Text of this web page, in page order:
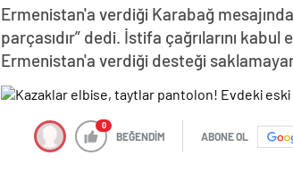
Ermenistan'a verdiği Karabağ
parçasıdır” dedi. İstifa çağrılarını
Ermenistan'a verdiği desteği
0
BEĞENDİM ABONE OL